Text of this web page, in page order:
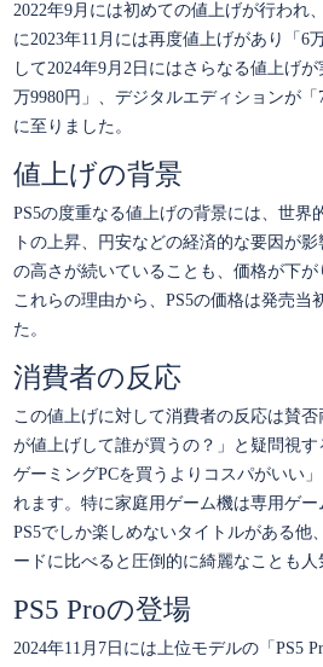
2022年9月には初めての値上げが行われ
に2023年11月には再度値上げがあり「6
して2024年9月2日にはさらなる値上げ
万9980円」、デジタルエディションが
に至りました。
値上げの背景
PS5の度重なる値上げの背景には、世界
トの上昇、円安などの経済的な要因が
の高さが続いていることも、価格が下が
これらの理由から、PS5の価格は発売当
た。
消費者の反応
この値上げに対して消費者の反応は賛
が値上げして誰が買うの？」と疑問視
ゲーミングPCを買うよりコスパがいい
れます。特に家庭用ゲーム機は専用ゲー
PS5でしか楽しめないタイトルがある他
ードに比べると圧倒的に綺麗なことも人
PS5 Proの登場
2024年11月7日には上位モデルの「PS5